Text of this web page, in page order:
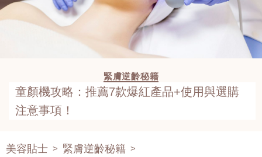
緊膚逆齡秘籍
童顏機攻略：推薦7款爆紅產品+使用與選購
注意事項！
美容貼士 > 緊膚逆齡秘籍 >